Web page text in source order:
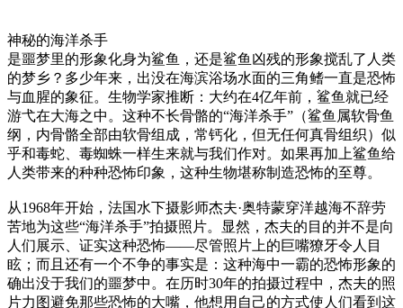
神秘的海洋杀手
是噩梦里的形象化身为鲨鱼，还是鲨鱼凶残的形象搅乱了人类
的梦乡？多少年来，出没在海滨浴场水面的三角鳍一直是恐怖
与血腥的象征。生物学家推断：大约在4亿年前，鲨鱼就已经
游弋在大海之中。这种不长骨骼的“海洋杀手”（鲨鱼属软骨鱼
纲，内骨骼全部由软骨组成，常钙化，但无任何真骨组织）似
乎和毒蛇、毒蜘蛛一样生来就与我们作对。如果再加上鲨鱼给
人类带来的种种恐怖印象，这种生物堪称制造恐怖的至尊。
从1968年开始，法国水下摄影师杰夫·奥特蒙穿洋越海不辞劳
苦地为这些“海洋杀手”拍摄照片。显然，杰夫的目的并不是向
人们展示、证实这种恐怖——尽管照片上的巨嘴獠牙令人目
眩；而且还有一个不争的事实是：这种海中一霸的恐怖形象的
确出没于我们的噩梦中。在历时30年的拍摄过程中，杰夫的照
片力图避免那些恐怖的大嘴，他想用自己的方式使人们看到这